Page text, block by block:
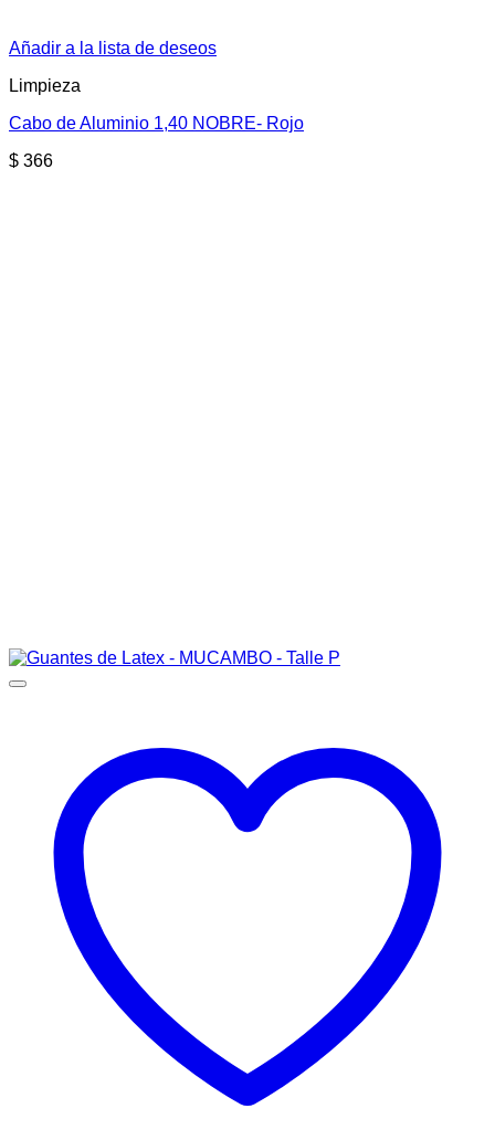
Añadir a la lista de deseos
Limpieza
Cabo de Aluminio 1,40 NOBRE- Rojo
$ 366